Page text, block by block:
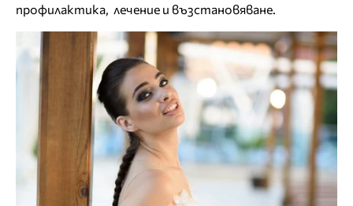
профилактика, лечение и възстановяване.